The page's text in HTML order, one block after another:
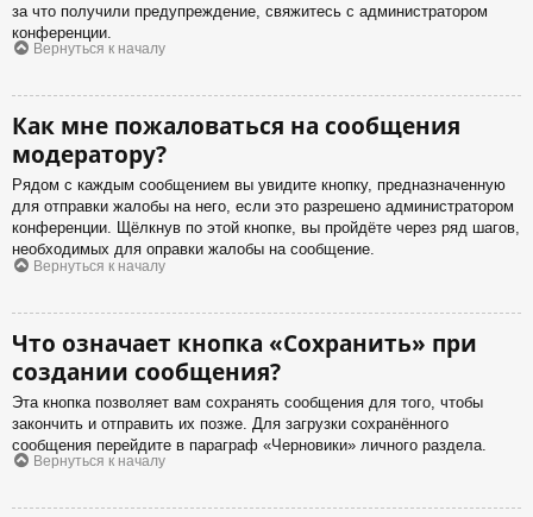
за что получили предупреждение, свяжитесь с администратором
конференции.
Вернуться к началу
Как мне пожаловаться на сообщения
модератору?
Рядом с каждым сообщением вы увидите кнопку, предназначенную
для отправки жалобы на него, если это разрешено администратором
конференции. Щёлкнув по этой кнопке, вы пройдёте через ряд шагов,
необходимых для оправки жалобы на сообщение.
Вернуться к началу
Что означает кнопка «Сохранить» при
создании сообщения?
Эта кнопка позволяет вам сохранять сообщения для того, чтобы
закончить и отправить их позже. Для загрузки сохранённого
сообщения перейдите в параграф «Черновики» личного раздела.
Вернуться к началу